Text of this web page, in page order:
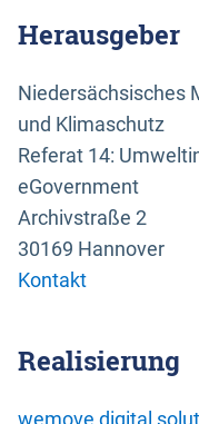
Herausgeber
Niedersächsisches
und Klimaschutz
Referat 14:
eGovernment
Archivstraße 2
30169 Hannover
Kontakt
Realisierung
wemove digital